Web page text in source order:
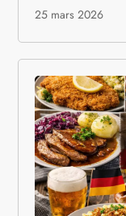
25 mars 2026